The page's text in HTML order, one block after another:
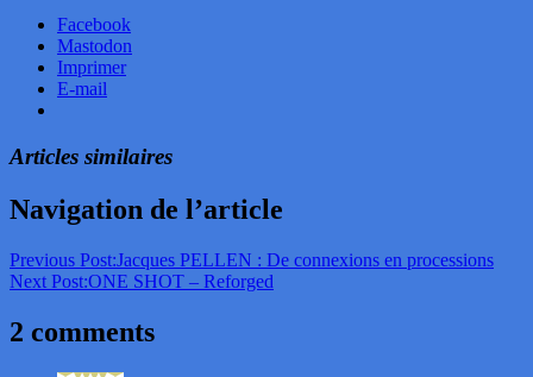
Facebook
Mastodon
Imprimer
E-mail
Articles similaires
Navigation de l’article
Previous Post:Jacques PELLEN : De connexions en processions
Next Post:ONE SHOT – Reforged
2 comments